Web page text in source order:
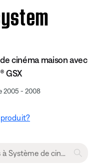
cinéma maison avec
GSX
2005 - 2008